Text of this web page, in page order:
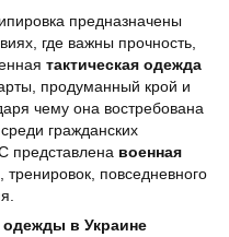
предназначены
где важны прочность,
тактическая одежда
продуманный крой и
чему она востребована
гражданских
представлена военная
тренировок, повседневного
одежды в Украине